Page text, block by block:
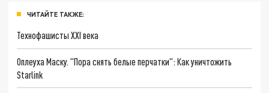
ЧИТАЙТЕ ТАКЖЕ:
Технофашисты XXI века
Оплеуха Маску. "Пора снять белые перчатки": Как уничтожить
Starlink